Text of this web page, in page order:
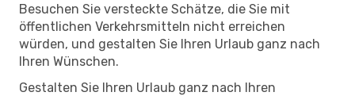
Besuchen Sie versteckte Schätze, die Sie mit
öffentlichen Verkehrsmitteln nicht erreichen
würden, und gestalten Sie Ihren Urlaub ganz nach
Ihren Wünschen.
Gestalten Sie Ihren Urlaub ganz nach Ihren